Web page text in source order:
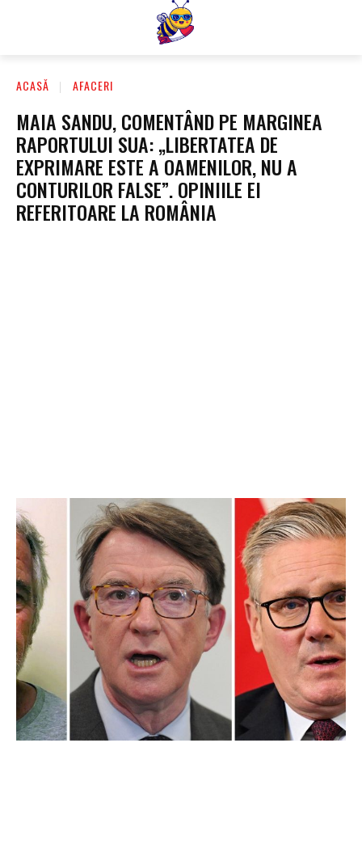
ACASĂ AFACERI
MAIA SANDU, COMENTÂND PE MARGINEA
RAPORTULUI SUA: „LIBERTATEA DE
EXPRIMARE ESTE A OAMENILOR, NU A
CONTURILOR FALSE”. OPINIILE EI
REFERITOARE LA ROMÂNIA